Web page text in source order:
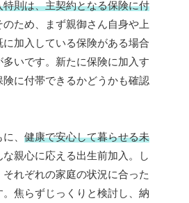
特則は、主契約となる保険に付
のため、まず親御さん自身や上
加入している保険がある場合
いです。新たに保険に加入す
険に付帯できるかどうかも確認
、 健康で安心して暮らせる未
な親心に応える出生前加入。し
れぞれの家庭の状況に合った
焦らずじっくりと検討し、納